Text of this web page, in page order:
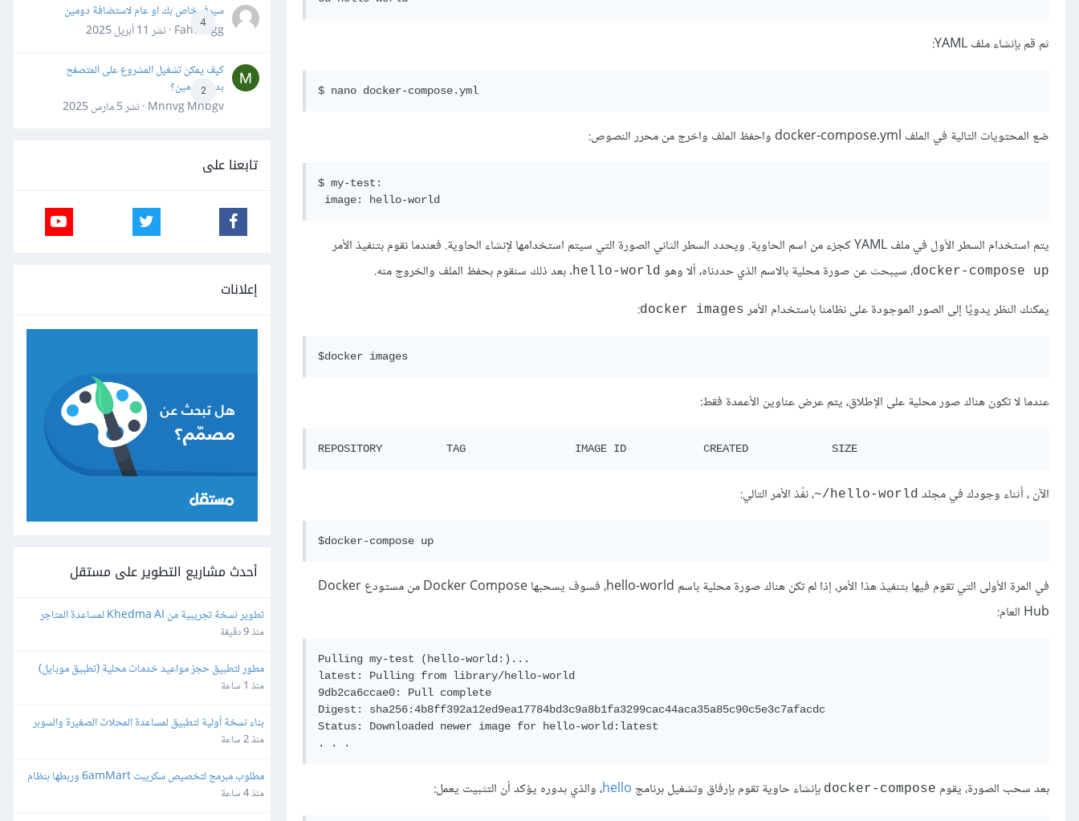
ثم قم بإنشاء ملف YAML:
ضع المحتويات التالية في الملف docker-compose.yml واحفظ الملف واخرج من محرر النصوص:
$ my-test:
يتم استخدام السطر الأول في ملف YAML كجزء من اسم الحاوية. ويحدد السطر الثاني الصورة التي سيتم استخدامها لإنشاء الحاوية. فعندما نقوم بتنفيذ الأمر
docker-compose up، سيبحث عن صورة محلية بالاسم الذي حددناه، ألا وهو hello-world. بعد ذلك سنقوم بحفظ الملف والخروج منه.
يمكنك النظر يدويًا إلى الصور الموجودة على نظامنا باستخدام الأمر docker images
:
عندما لا تكون هناك صور محلية على الإطلاق، يتم عرض عناوين الأعمدة فقط:
الآن ، أثناء وجودك في مجلد ‎~/hello-world، نفّذ الأمر التالي:
في المرة الأولى التي تقوم فيها بتنفيذ هذا الأمر، إذا لم تكن هناك صورة محلية باسم hello-world، فسوف يسحبها Docker Compose من مستودع Docker
Hub العام:
Pulling my-test (hello-world:)...
latest: Pulling from library/hello-world
9db2ca6ccae0: Pull complete
Digest: sha256:4b8ff392a12ed9ea17784bd3c9a8b1fa3299cac44aca35a85c90c5e3c7afacdc
Status: Downloaded newer image for hello-world:latest
بعد سحب الصورة، يقوم docker-compose بإنشاء حاوية تقوم بإرفاق وتشغيل برنامج hello، والذي بدوره يؤكد أن التثبيت يعمل:
4
سيرفر خاص بك او عام لاستضافة دومين
Fahd Ggg · نشر
11 أبريل 2025
2
كيف يمكن تشغيل المشروع على المتصفح
بدون دومين؟
Mnnvg Mnbgv · نشر
5 مارس 2025
تابعنا على
إعلانات
أحدث مشاريع التطوير على مستقل
تطوير نسخة تجريبية من Khedma AI لمساعدة المتاجر
منذ 9 دقيقة
مطور لتطبيق حجز مواعيد خدمات محلية (تطبيق موبايل)
منذ 1 ساعة
بناء نسخة أولية لتطبيق لمساعدة المحلات الصغيرة والسوبر
ماركت
منذ 2 ساعة
المحاسبة "دفترة" وبوابات الدفع في مصر
منذ 4 ساعة